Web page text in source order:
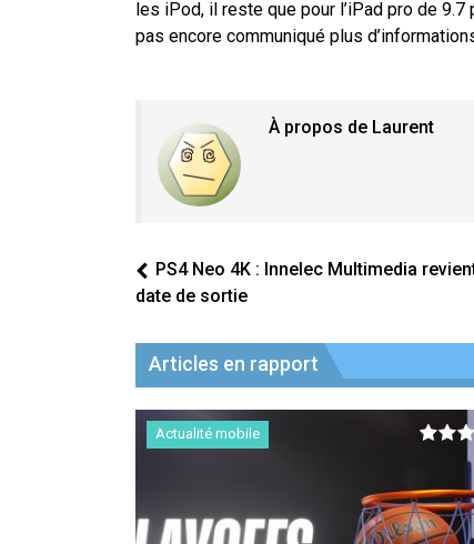
les iPod, il reste que pour l’iPad pro de
pas encore communiqué plus
À propos de Laurent
PS4 Neo 4K : Innelec Multimedia
date de sortie
Articles en rapport
Actualité mobile